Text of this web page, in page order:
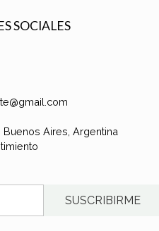
SOCIALES
Aires, Argentina
SUSCRIBIRME